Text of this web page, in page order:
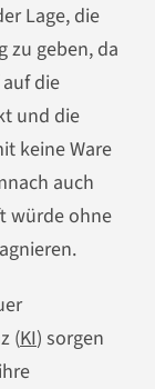
Lage, die
zu geben, da
die
und die
keine Ware
auch
würde ohne
(KI) sorgen